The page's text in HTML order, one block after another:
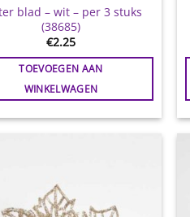
blad – wit – per 3 stuks
(38685)
€2.25
TOEVOEGEN AAN
WINKELWAGEN